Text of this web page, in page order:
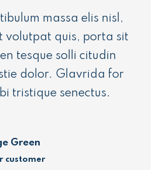
massa elis nisl,
volutpat quis, porta sit
tesque solli citudin
dolor. Glavrida for
tristique senectus.
Green
customer